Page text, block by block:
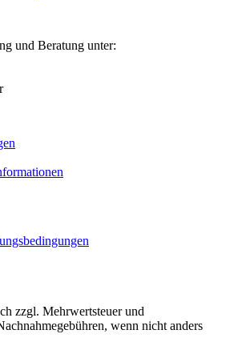
und Beratung unter:
zzgl. Mehrwertsteuer und
wenn nicht anders